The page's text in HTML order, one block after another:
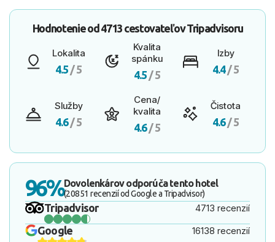
Hodnotenie od 4713 cestovateľovTripadvisoru
Lokalita
4.5 / 5
Kvalita
spánku
4.5 / 5
Izby
4.4/ 5
Služby
4.6/ 5
Cena/
kvalita
4.6/ 5
Čistota
4.6/ 5
96%Dovolenkárov odporúča tento hotel
(20851 recenzií od Google a Tripadvisor)
Tripadvisor 4713 recenzií
Google 16138 recenzií